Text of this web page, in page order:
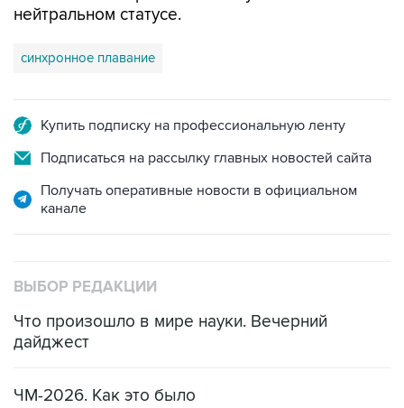
нейтральном статусе.
синхронное плавание
Купить подписку на профессиональную ленту
Подписаться на рассылку главных новостей сайта
Получать оперативные новости в официальном
канале
ВЫБОР РЕДАКЦИИ
Что произошло в мире науки. Вечерний
дайджест
ЧМ-2026. Как это было